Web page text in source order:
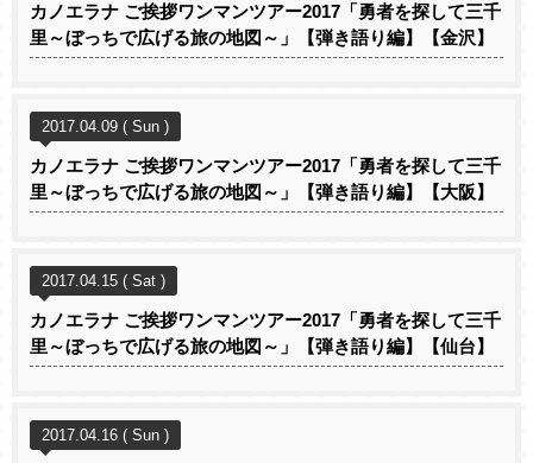
カノエラナ ご挨拶ワンマンツアー2017「勇者を探して三千
里～ぼっちで広げる旅の地図～」【弾き語り編】【金沢】
2017.04.09 ( Sun )
カノエラナ ご挨拶ワンマンツアー2017「勇者を探して三千
里～ぼっちで広げる旅の地図～」【弾き語り編】【大阪】
2017.04.15 ( Sat )
カノエラナ ご挨拶ワンマンツアー2017「勇者を探して三千
里～ぼっちで広げる旅の地図～」【弾き語り編】【仙台】
2017.04.16 ( Sun )